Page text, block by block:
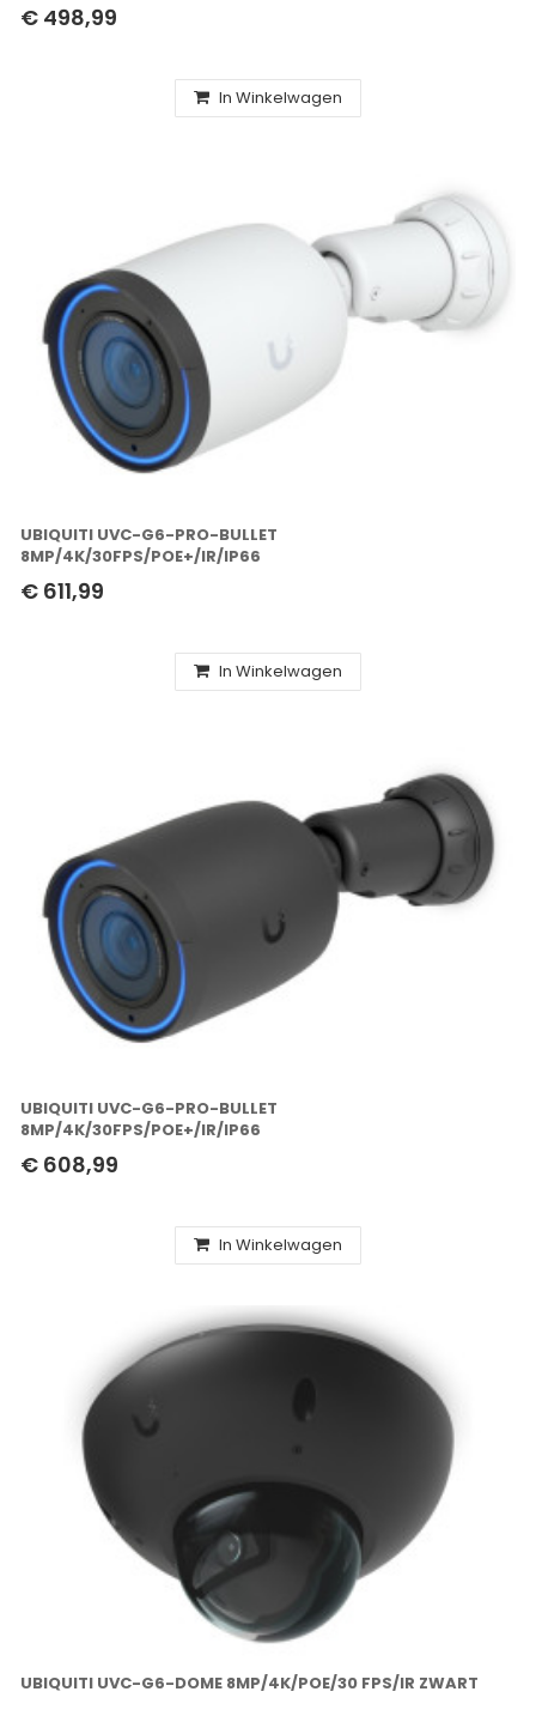
€ 498,99
In Winkelwagen
UBIQUITI UVC-G6-PRO-BULLET
8MP/4K/30FPS/POE+/IR/IP66
€ 611,99
In Winkelwagen
UBIQUITI UVC-G6-PRO-BULLET
8MP/4K/30FPS/POE+/IR/IP66
€ 608,99
In Winkelwagen
UBIQUITI UVC-G6-DOME 8MP/4K/POE/30 FPS/IR ZWART